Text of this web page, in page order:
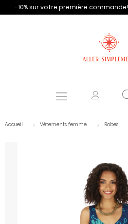
-10% sur votre première commande!
Accueil Vêtements femme Robes